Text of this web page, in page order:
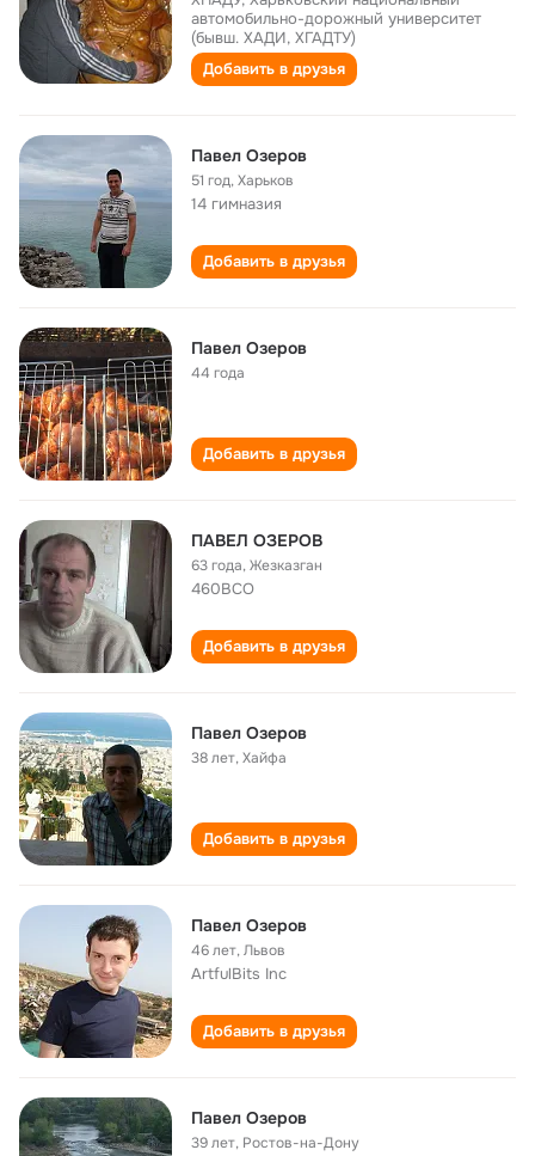
автомобильно-дорожный университет
(бывш. ХАДИ, ХГАДТУ)
Добавить в друзья
Павел Озеров
51 год,Харьков
14 гимназия
Добавить в друзья
Павел Озеров
44 года
Добавить в друзья
ПАВЕЛ ОЗЕРОВ
63 года,Жезказган
460ВСО
Добавить в друзья
Павел Озеров
38 лет,Хайфа
Добавить в друзья
Павел Озеров
46 лет,Львов
ArtfulBits Inc
Добавить в друзья
Павел Озеров
39 лет, Ростов-на-Дону